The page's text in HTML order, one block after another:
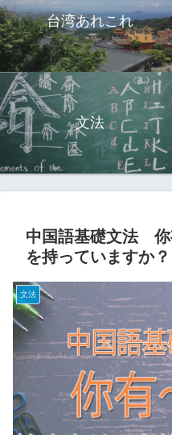
台湾あれこれ
文法
中国語基礎文法 你
を持っていますか？
文法